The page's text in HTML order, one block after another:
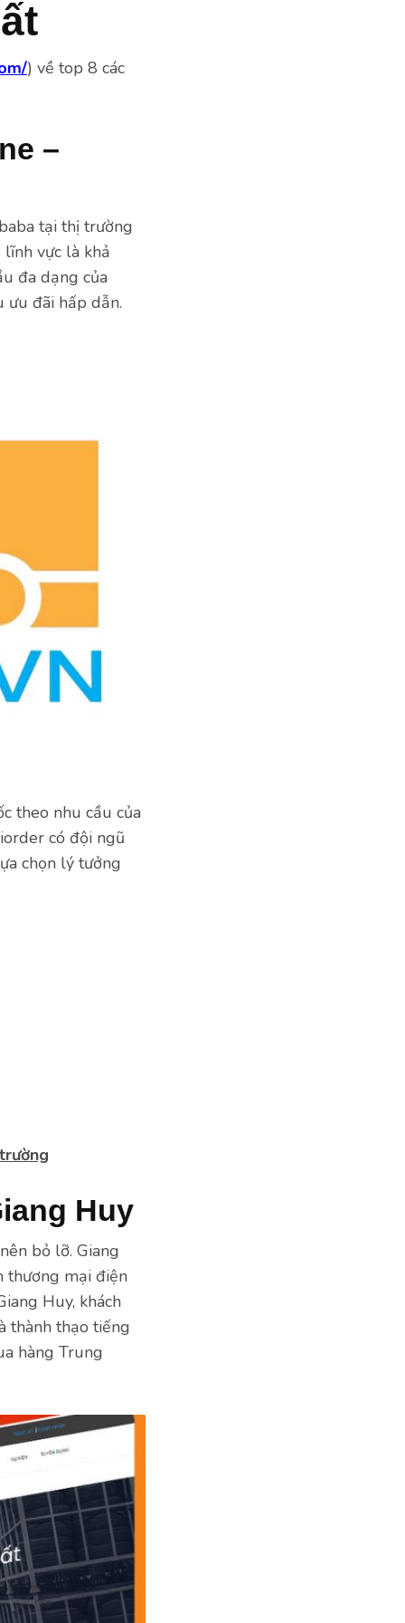
) về top 8 các
–
tại thị trường
vực là khả
đa dạng của
ưu đãi hấp dẫn.
theo nhu cầu của
có đội ngũ
chọn lý tưởng
Huy
bỏ lỡ. Giang
thương mại điện
Huy, khách
thành thạo tiếng
hàng Trung